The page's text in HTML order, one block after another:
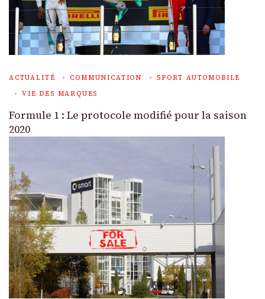
ACTUALITÉ COMMUNICATION
SPORT AUTOMOBILE
VIE DES MARQUES
Formule 1 : Le protocole modifié pour la saison
2020